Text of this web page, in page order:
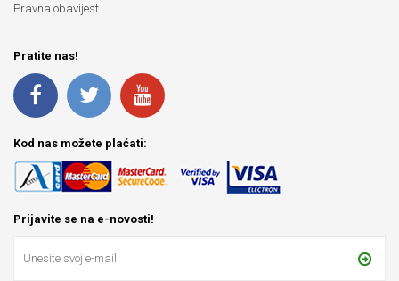
Pravna obavijest
Pratite nas!
Kod nas možete plaćati:
Prijavite se na e-novosti!